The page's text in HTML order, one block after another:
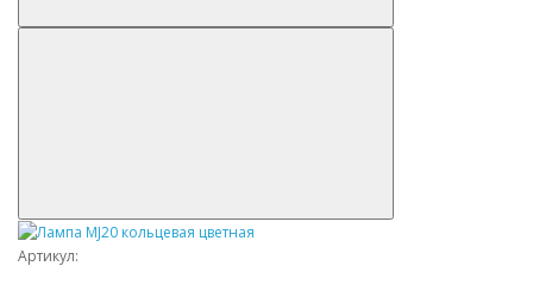
Артикул: